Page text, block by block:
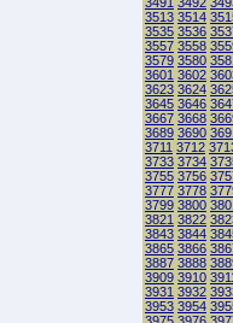
3513 3514
3535 3536
3557 3558
3579 3580
3601 3602
3623 3624
3645 3646
3667 3668
3689 3690
3711 3712
3733 3734
3755 3756
3777 3778
3799 3800
3821 3822
3843 3844
3865 3866
3887 3888
3909 3910
3931 3932
3953 3954